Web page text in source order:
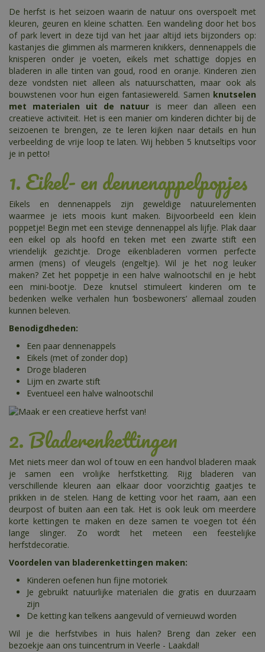
De herfst is het seizoen waarin de natuur ons overspoelt met
kleuren, geuren en kleine schatten. Een wandeling door het bos
of park levert in deze tijd van het jaar altijd iets bijzonders op:
kastanjes die glimmen als marmeren knikkers, dennenappels die
knisperen onder je voeten, eikels met schattige dopjes en
bladeren in alle tinten van goud, rood en oranje. Kinderen zien
deze vondsten niet alleen als natuurschatten, maar ook als
bouwstenen voor hun eigen fantasiewereld. Samen knutselen
met materialen uit de natuur is meer dan alleen een
creatieve activiteit. Het is een manier om kinderen dichter bij de
seizoenen te brengen, ze te leren kijken naar details en hun
verbeelding de vrije loop te laten. Wij hebben 5 knutseltips voor
je in petto!
1. Eikel- en dennenappelpopjes
Eikels en dennenappels zijn geweldige natuurelementen
waarmee je iets moois kunt maken. Bijvoorbeeld een klein
poppetje! Begin met een stevige dennenappel als lijfje. Plak daar
een eikel op als hoofd en teken met een zwarte stift een
vriendelijk gezichtje. Droge eikenbladeren vormen perfecte
armen (mens) of vleugels (engeltje). Wil je het nog leuker
maken? Zet het poppetje in een halve walnootschil en je hebt
een mini-bootje. Deze knutsel stimuleert kinderen om te
bedenken welke verhalen hun ‘bosbewoners’ allemaal zouden
kunnen beleven.
Benodigdheden:
Een paar dennenappels
Eikels (met of zonder dop)
Droge bladeren
Lijm en zwarte stift
Eventueel een halve walnootschil
2. Bladerenkettingen
Met niets meer dan wol of touw en een handvol bladeren maak
je samen een vrolijke herfstketting. Rijg bladeren van
verschillende kleuren aan elkaar door voorzichtig gaatjes te
prikken in de stelen. Hang de ketting voor het raam, aan een
deurpost of buiten aan een tak. Het is ook leuk om meerdere
korte kettingen te maken en deze samen te voegen tot één
lange slinger. Zo wordt het meteen een feestelijke
herfstdecoratie.
Voordelen van bladerenkettingen maken:
Kinderen oefenen hun fijne motoriek
Je gebruikt natuurlijke materialen die gratis en duurzaam
zijn
De ketting kan telkens aangevuld of vernieuwd worden
Wil je die herfstvibes in huis halen? Breng dan zeker een
bezoekje aan ons tuincentrum in Veerle - Laakdal!